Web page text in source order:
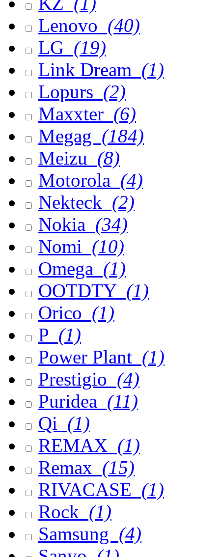
Lenovo (40)
LG (19)
Link Dream (1)
Lopurs (2)
Maxxter (6)
Megag (184)
Meizu (8)
Motorola (4)
Nekteck (2)
Nokia (34)
Nomi (10)
Omega (1)
OOTDTY (1)
Orico (1)
P (1)
Power Plant (1)
Prestigio (4)
Puridea (11)
Qi (1)
REMAX (1)
Remax (15)
RIVACASE (1)
Rock (1)
Samsung (4)